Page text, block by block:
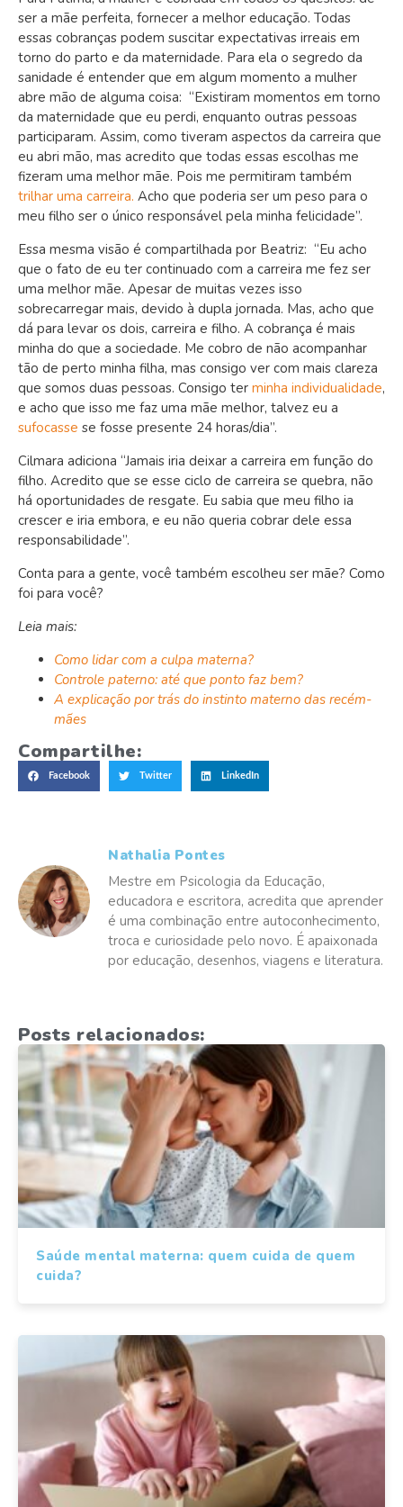
ser a mãe perfeita, fornecer a melhor educação. Todas
essas cobranças podem suscitar expectativas irreais em
torno do parto e da maternidade. Para ela o segredo da
sanidade é entender que em algum momento a mulher
abre mão de alguma coisa: “Existiram momentos em torno
da maternidade que eu perdi, enquanto outras pessoas
participaram. Assim, como tiveram aspectos da carreira que
eu abri mão, mas acredito que todas essas escolhas me
fizeram uma melhor mãe. Pois me permitiram também
trilhar uma carreira. Acho que poderia ser um peso para o
meu filho ser o único responsável pela minha felicidade”.
Essa mesma visão é compartilhada por Beatriz: “Eu acho
que o fato de eu ter continuado com a carreira me fez ser
uma melhor mãe. Apesar de muitas vezes isso
sobrecarregar mais, devido à dupla jornada. Mas, acho que
dá para levar os dois, carreira e filho. A cobrança é mais
minha do que a sociedade. Me cobro de não acompanhar
tão de perto minha filha, mas consigo ver com mais clareza
que somos duas pessoas. Consigo ter minha individualidade,
e acho que isso me faz uma mãe melhor, talvez eu a
sufocasse se fosse presente 24 horas/dia”.
Cilmara adiciona “Jamais iria deixar a carreira em função do
filho. Acredito que se esse ciclo de carreira se quebra, não
há oportunidades de resgate. Eu sabia que meu filho ia
crescer e iria embora, e eu não queria cobrar dele essa
responsabilidade”.
Conta para a gente, você também escolheu ser mãe? Como
foi para você?
Leia mais:
Como lidar com a culpa materna?
Controle paterno: até que ponto faz bem?
A explicação por trás do instinto materno das recém-
mães
Compartilhe:
Facebook Twitter LinkedIn
Nathalia Pontes
Mestre em Psicologia da Educação,
educadora e escritora, acredita que aprender
é uma combinação entre autoconhecimento,
troca e curiosidade pelo novo. É apaixonada
por educação, desenhos, viagens e literatura.
Posts relacionados:
Saúde mental materna: quem cuida de quem
cuida?